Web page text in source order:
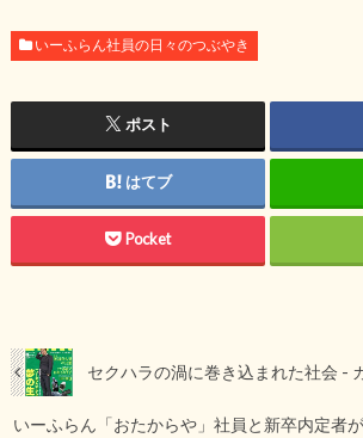
いーふらん社員の日々のつぶやき
ポスト
はてブ
Pocket
セクハラの渦に巻き込まれた社会 -
いーふらん「おたからや」社員と新卒内定者